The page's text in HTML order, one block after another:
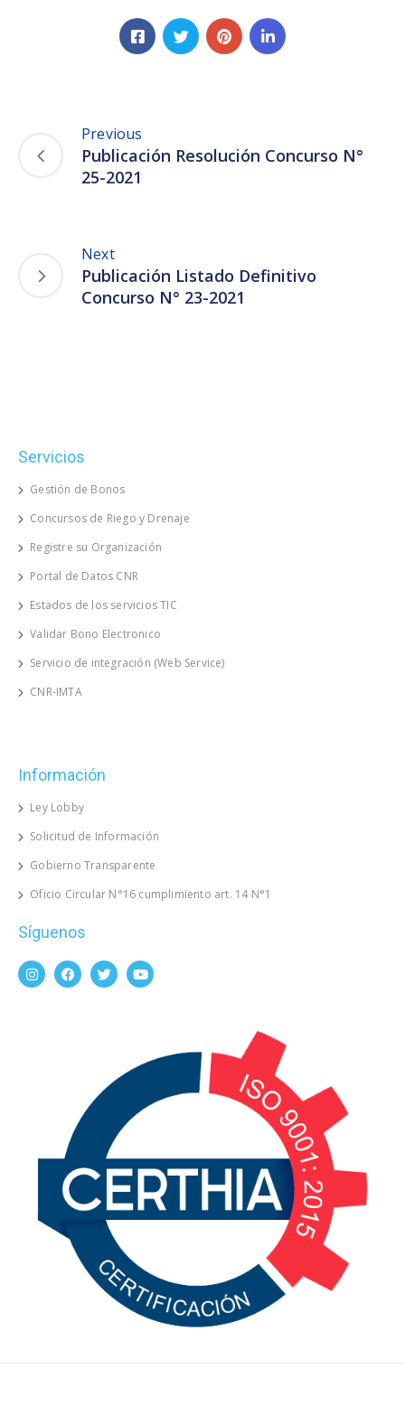
Previous
Publicación Resolución Concurso N°
25-2021
Next
Publicación Listado Definitivo
Concurso N° 23-2021
Servicios
Gestión de Bonos
Concursos de Riego y Drenaje
Registre su Organización
Portal de Datos CNR
Estados de los servicios TIC
Validar Bono Electronico
Servicio de integración (Web Service)
CNR-IMTA
Información
Ley Lobby
Solicitud de Información
Gobierno Transparente
Oficio Circular N°16 cumplimiento art. 14 N°1
Síguenos